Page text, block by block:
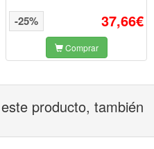
37,66€
-25%
Comprar
producto, también